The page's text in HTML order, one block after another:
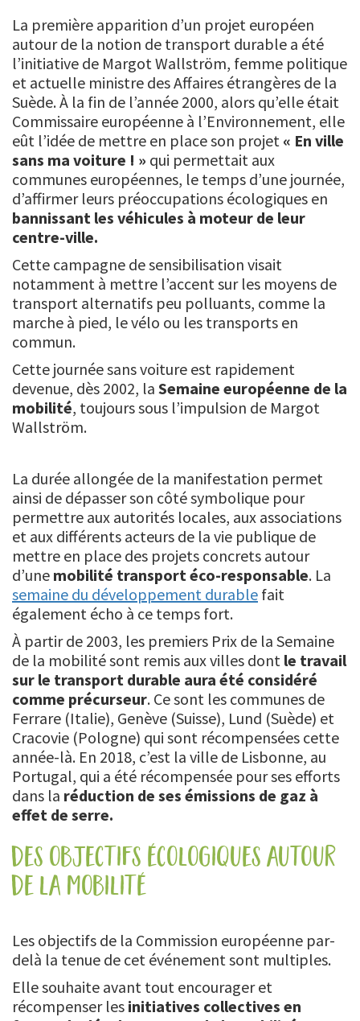
La première apparition d’un projet européen
autour de la notion de transport durable a été
l’initiative de Margot Wallström, femme politique
et actuelle ministre des Affaires étrangères de la
Suède. À la fin de l’année 2000, alors qu’elle était
Commissaire européenne à l’Environnement, elle
eût l’idée de mettre en place son projet « En ville
sans ma voiture ! » qui permettait aux
communes européennes, le temps d’une journée,
d’affirmer leurs préoccupations écologiques en
bannissant les véhicules à moteur de leur
centre-ville.
Cette campagne de sensibilisation visait
notamment à mettre l’accent sur les moyens de
transport alternatifs peu polluants, comme la
marche à pied, le vélo ou les transports en
commun.
Cette journée sans voiture est rapidement
devenue, dès 2002, la Semaine européenne de la
mobilité, toujours sous l’impulsion de Margot
Wallström.
La durée allongée de la manifestation permet
ainsi de dépasser son côté symbolique pour
permettre aux autorités locales, aux associations
et aux différents acteurs de la vie publique de
mettre en place des projets concrets autour
d’une mobilité transport éco-responsable. La
semaine du développement durable fait
également écho à ce temps fort.
À partir de 2003, les premiers Prix de la Semaine
de la mobilité sont remis aux villes dont le travail
sur le transport durable aura été considéré
comme précurseur. Ce sont les communes de
Ferrare (Italie), Genève (Suisse), Lund (Suède) et
Cracovie (Pologne) qui sont récompensées cette
année-là. En 2018, c’est la ville de Lisbonne, au
Portugal, qui a été récompensée pour ses efforts
dans la réduction de ses émissions de gaz à
effet de serre.
des objectifs écologiques autour
de la mobilité
Les objectifs de la Commission européenne par-
delà la tenue de cet événement sont multiples.
Elle souhaite avant tout encourager et
récompenser les initiatives collectives en